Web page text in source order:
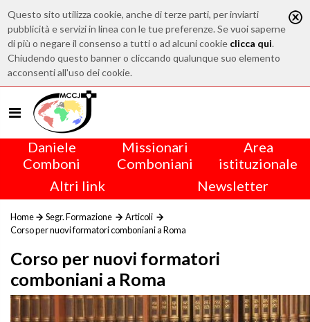
Questo sito utilizza cookie, anche di terze parti, per inviarti
pubblicità e servizi in linea con le tue preferenze. Se vuoi saperne
di più o negare il consenso a tutti o ad alcuni cookie clicca qui.
Chiudendo questo banner o cliccando qualunque suo elemento
acconsenti all'uso dei cookie.
Daniele
Comboni
Missionari
Comboniani
Area
istituzionale
Altri link
Newsletter
Home Segr. Formazione
Articoli
Corso per nuovi formatori comboniani a Roma
Corso per nuovi formatori
comboniani a Roma